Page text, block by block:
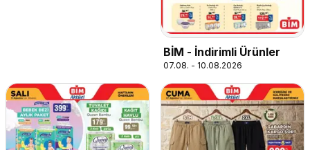
BİM - İndirimli Ürünler
07.08. - 10.08.2026